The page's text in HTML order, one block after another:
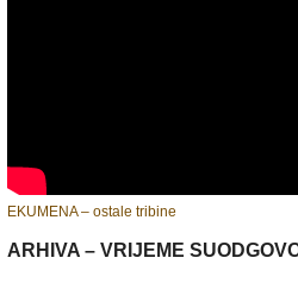
EKUMENA – ostale tribine
ARHIVA – VRIJEME